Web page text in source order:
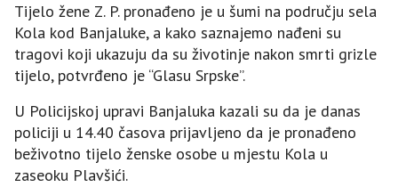
Tijelo žene Z. P. pronađeno je u šumi na području sela
Kola kod Banjaluke, a kako saznajemo nađeni su
tragovi koji ukazuju da su životinje nakon smrti grizle
tijelo, potvrđeno je “Glasu Srpske”.
U Policijskoj upravi Banjaluka kazali su da je danas
policiji u 14.40 časova prijavljeno da je pronađeno
beživotno tijelo ženske osobe u mjestu Kola u
zaseoku Plavšići.